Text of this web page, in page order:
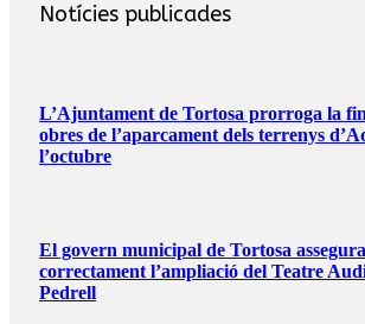
Notícies publicades
L’Ajuntament de Tortosa prorroga la
obres de l’aparcament dels terrenys
l’octubre
El govern municipal de Tortosa
correctament l’ampliació del Teatre
Pedrell